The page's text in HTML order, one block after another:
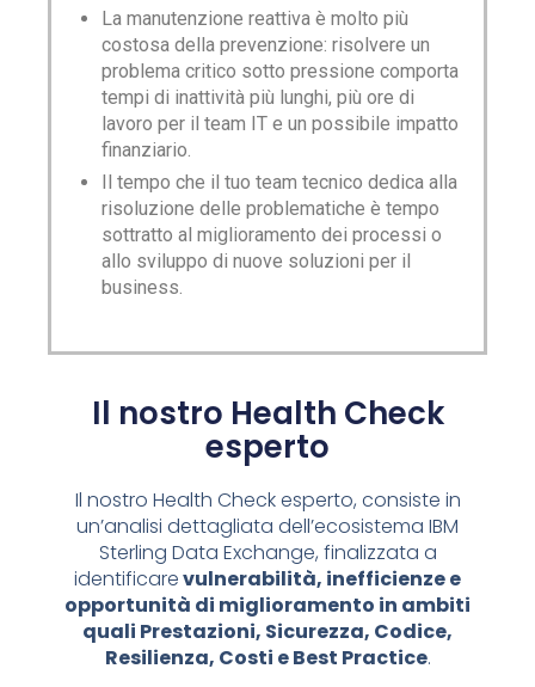
La manutenzione reattiva è molto più
costosa della prevenzione: risolvere un
problema critico sotto pressione comporta
tempi di inattività più lunghi, più ore di
lavoro per il team IT e un possibile impatto
finanziario.
Il tempo che il tuo team tecnico dedica alla
risoluzione delle problematiche è tempo
sottratto al miglioramento dei processi o
allo sviluppo di nuove soluzioni per il
business.
Il nostro Health Check
esperto
Il nostro Health Check esperto, consiste in
un’analisi dettagliata dell’ecosistema IBM
Sterling Data Exchange, finalizzata a
identificarevulnerabilità, inefficienze e
opportunità di miglioramento in ambiti
quali Prestazioni, Sicurezza, Codice,
Resilienza, Costi e Best Practice.